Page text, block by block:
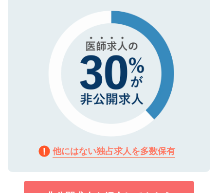
で、機密保持に関してもご安心ください。
他にはない独占求人を多数保有